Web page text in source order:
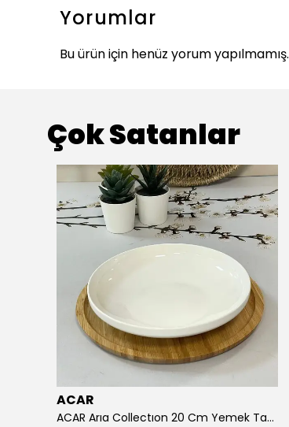
Yorumlar
Bu ürün için henüz yorum yapılmamış.
Çok Satanlar
ACAR
ACAR Arıa Collectıon 20 Cm Yemek Tabağı